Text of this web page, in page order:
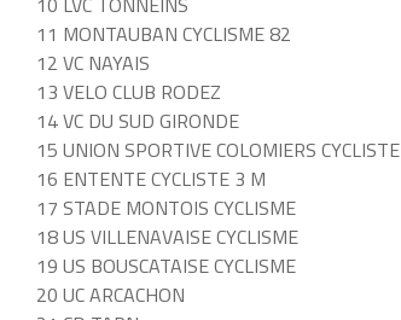
11 MONTAUBAN CYCLISME 82
12 VC NAYAIS
13 VELO CLUB RODEZ
14 VC DU SUD GIRONDE
15 UNION SPORTIVE COLOMIERS CYCLISTE
16 ENTENTE CYCLISTE 3 M
17 STADE MONTOIS CYCLISME
18 US VILLENAVAISE CYCLISME
19 US BOUSCATAISE CYCLISME
20 UC ARCACHON